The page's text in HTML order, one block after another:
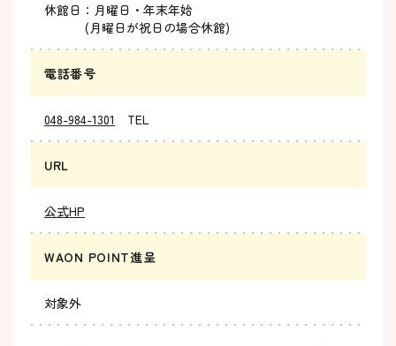
休館日：月曜日・年末年始
(月曜日が祝日の場合休館)
電話番号
048-984-1301 TEL
URL
公式HP
WAON POINT進呈
対象外